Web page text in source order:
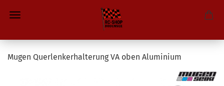
Mugen Querlenkerhalterung VA oben Aluminium